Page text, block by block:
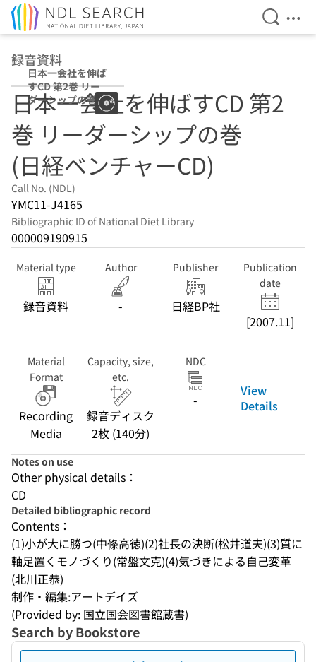
Open
録音資料
日本一会社を伸ば
すCD 第2巻 リー
ダーシップの巻
(日経ベンチャー
CD)
日本一会社を伸ばすCD 第2
巻 リーダーシップの巻
(日経ベンチャーCD)
Call No. (NDL)
YMC11-J4165
Bibliographic ID of National Diet Library
000009190915
Material type
録音資料
Author
-
Publisher
日経BP社
Publication
date
[2007.11]
Material
Format
Recording
Media
Capacity, size,
etc.
録音ディスク
2枚 (140分)
NDC
-
View
Details
Notes on use
Other physical details：
CD
Detailed bibliographic record
Contents：
(1)小が大に勝つ(中條高徳)(2)社長の決断(松井道夫)(3)質に
軸足置くモノづくり(常盤文克)(4)気づきによる自己変革
(北川正恭)
制作・編集:アートデイズ
(Provided by: 国立国会図書館蔵書)
Search by Bookstore